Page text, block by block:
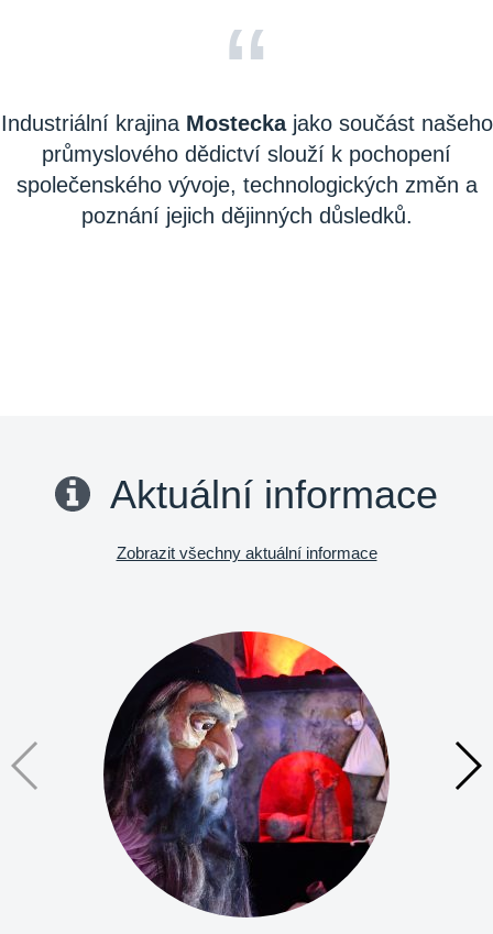
“
Industriální krajina Mosteckajako součást našeho
průmyslového dědictví slouží k pochopení
společenského vývoje, technologických změn a
poznání jejich dějinných důsledků.
Aktuální informace
Zobrazit všechny aktuální informace